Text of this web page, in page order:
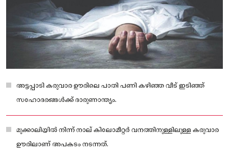
അട്ടപ്പാടി കരുവാര ഊരിലെ പാതി പണി കഴിഞ്ഞ വീട് ഇടിഞ്ഞ്
സഹോദരങ്ങൾക്ക് ദാരുണാന്ത്യം.
മുക്കാലിയിൽ നിന്ന് നാല് കിലോമീറ്റർ വനത്തിനുള്ളിലുള്ള കരുവാര
ഊരിലാണ് അപകടം നടന്നത്.